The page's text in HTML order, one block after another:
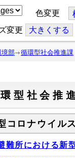
色変更
変更 大きくする
境部 循環型社会推進課
型社会推
コロナウイル
難所における新